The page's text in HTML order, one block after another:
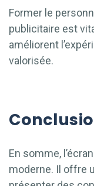
Former le
publicitaire est
améliorent
valorisée.
En somme,
moderne. Il offre